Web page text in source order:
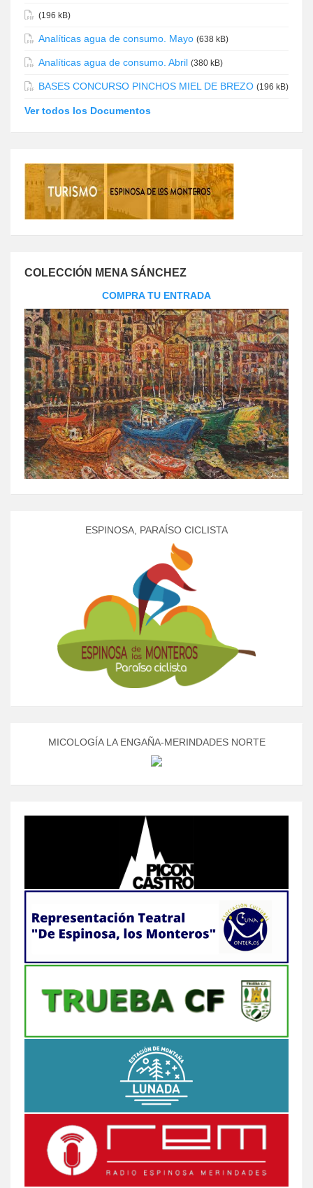
(196 kB)
Analíticas agua de consumo. Mayo (638 kB)
Analíticas agua de consumo. Abril (380 kB)
BASES CONCURSO PINCHOS MIEL DE BREZO (196 kB)
Ver todos los Documentos
COLECCIÓN MENA SÁNCHEZ
COMPRA TU ENTRADA
ESPINOSA, PARAÍSO CICLISTA
MICOLOGÍA LA ENGAÑA-MERINDADES NORTE